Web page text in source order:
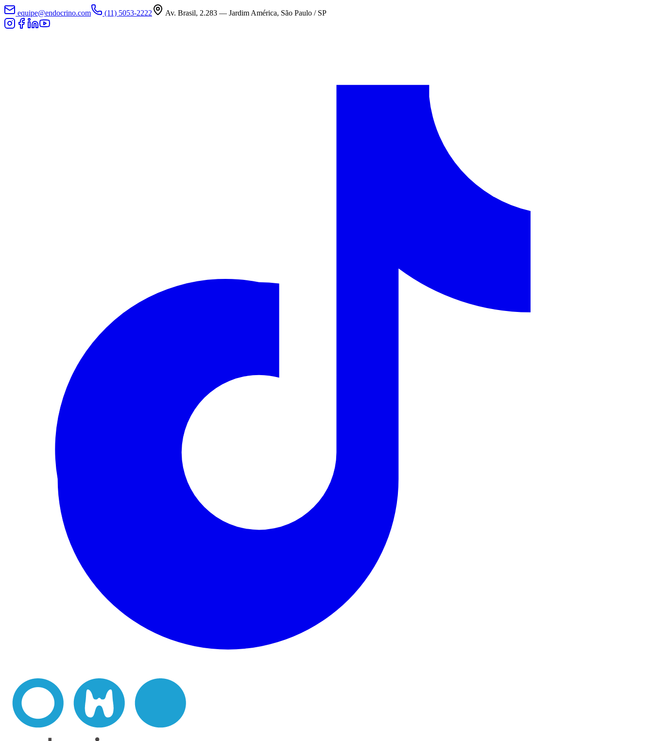
equipe@endocrino.com (11) 5053-2222 Av. Brasil, 2.283 — Jardim América, São Paulo / SP